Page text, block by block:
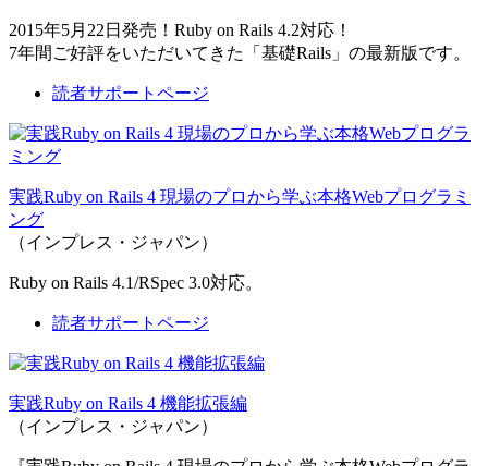
2015年5月22日発売！Ruby on Rails 4.2対応！
7年間ご好評をいただいてきた「基礎Rails」の最新版です。
読者サポートページ
実践Ruby on Rails 4 現場のプロから学ぶ本格Webプログラミ
ング
（インプレス・ジャパン）
Ruby on Rails 4.1/RSpec 3.0対応。
読者サポートページ
実践Ruby on Rails 4 機能拡張編
（インプレス・ジャパン）